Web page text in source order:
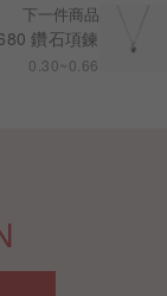
下一件商品
鑽石項鍊
0.30~0.66